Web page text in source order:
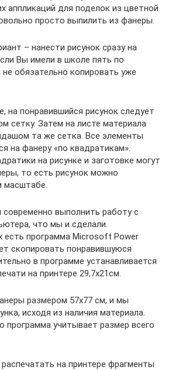
аппликаций для поделок из цветной
просто выпилить из фанеры.
– нанести рисунок сразу на
Вы имели в школе пять по
обязательно копировать уже
на понравившийся рисунок следует
сетку. Затем на листе материала
та же сетка. Все элементы
на фанеру «по квадратикам».
на рисунке и заготовке могут
то есть рисунок можно
масштабе.
выполнить работу с
что мы и сделали.
есть программа Microsoft Power
скопировать понравившуюся
в программе устанавливается
на принтере 29,7х21см.
размером 57х77 см, и мы
исходя из наличия материала.
программа учитывает размер всего
на принтере фрагменты